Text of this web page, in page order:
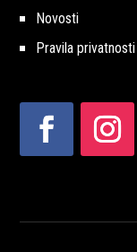
Novosti
Pravila privatnosti